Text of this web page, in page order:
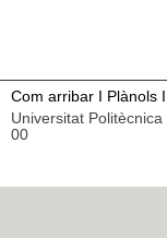
Com arribar I Plànols I
Universitat
00